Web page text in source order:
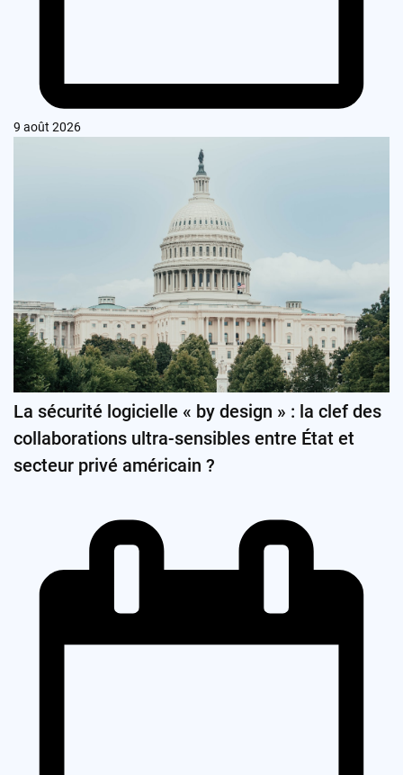
9 août 2026
La sécurité logicielle « by design » : la clef des
collaborations ultra-sensibles entre État et
secteur privé américain ?